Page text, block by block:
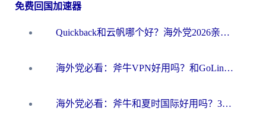
免费回国加速器
Quickback和云帆哪个好？海外党2026亲测指南：选对加速器大陆工具，无缝刷国内剧玩国服
海外党必看：斧牛VPN好用吗？和GoLinkVPN对比哪个回国效果更好？
海外党必看：斧牛和夏时国际好用吗？3步选对回国加速器，无缝刷国内资源